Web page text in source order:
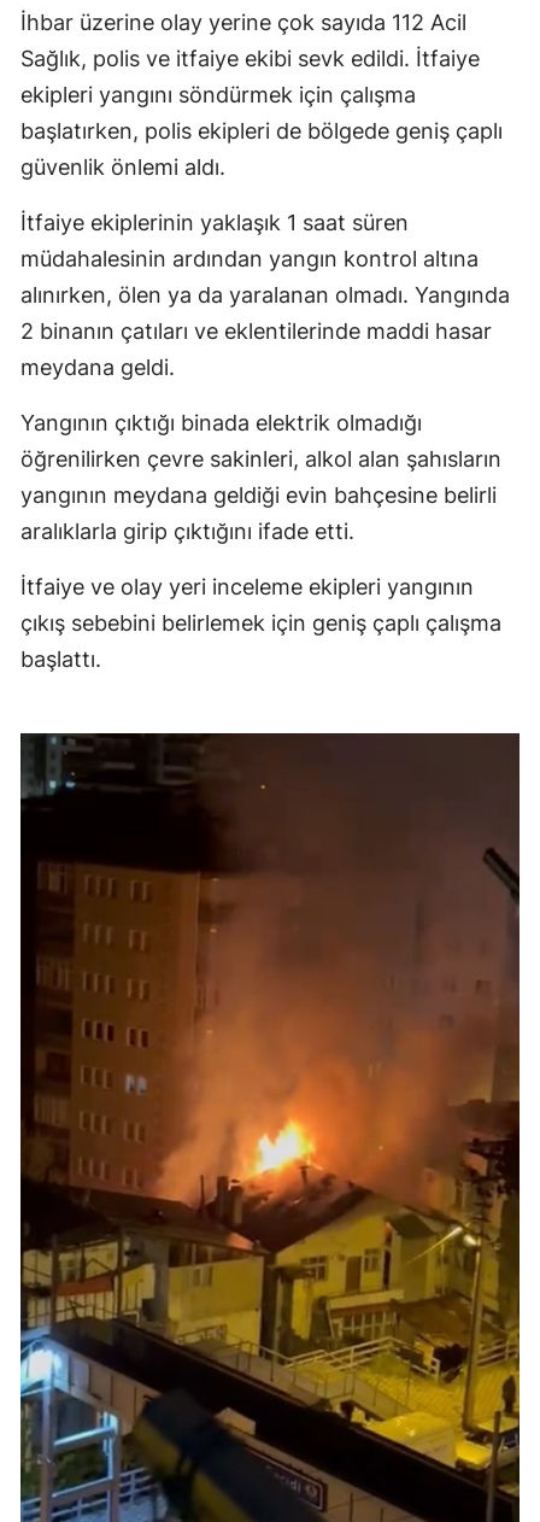
İzmir
Kars
Kastamonu
Kırklareli
Kocaeli
Kütahya
Malatya
Manisa
Kahramanmaraş
Mardin
Siirt
Sinop
Sivas
Tekirdağ
Tokat
Trabzon
Tunceli
Şanlıurfa
Uşak
Van
İhbar üzerine olay yerine çok sayıda 112 Acil
Sağlık, polis ve itfaiye ekibi sevk edildi. İtfaiye
ekipleri yangını söndürmek için çalışma
başlatırken, polis ekipleri de bölgede geniş çaplı
güvenlik önlemi aldı.
İtfaiye ekiplerinin yaklaşık 1 saat süren
müdahalesinin ardından yangın kontrol altına
alınırken, ölen ya da yaralanan olmadı. Yangında
2 binanın çatıları ve eklentilerinde maddi hasar
meydana geldi.
Yangının çıktığı binada elektrik olmadığı
öğrenilirken çevre sakinleri, alkol alan şahısların
yangının meydana geldiği evin bahçesine belirli
aralıklarla girip çıktığını ifade etti.
İtfaiye ve olay yeri inceleme ekipleri yangının
çıkış sebebini belirlemek için geniş çaplı çalışma
başlattı.